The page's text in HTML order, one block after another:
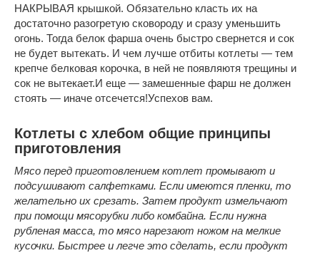
НАКРЫВАЯ крышкой. Обязательно класть их на
достаточно разогретую сковороду и сразу уменьшить
огонь. Тогда белок фарша очень быстро свернется и сок
не будет вытекать. И чем лучше отбиты котлеты — тем
крепче белковая корочка, в ней не появляютя трещины и
сок не вытекает.И еще — замешенные фарш не должен
стоять — иначе отсечется!Успехов вам.
Котлеты с хлебом общие принципы
приготовления
Мясо перед приготовлением котлет промывают и
подсушивают салфетками. Если имеются пленки, то
желательно их срезать. Затем продукт измельчают
при помощи мясорубки либо комбайна. Если нужна
рубленая масса, то мясо нарезают ножом на мелкие
кусочки. Быстрее и легче это сделать, если продукт